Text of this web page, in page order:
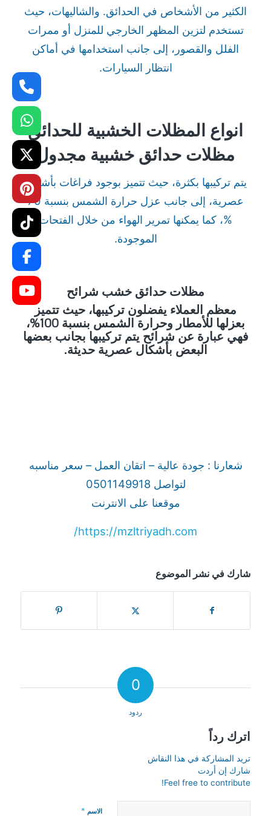
الكثير من الأشخاص في الحدائق. والشاليهات، حيث
تستخدم لتزين المظهر الخارجي للمنزل أو ممرات
الفلل والقصور، إلى جانب استخدامها في أماكن
انتظار السيارات.
انواع المظلات الخشبية للحدائق
مظلات حدائق خشبية مجدول
يتم تركيبها بكثرة، حيث تتميز بوجود فراغات بأشكال
عصرية، إلى جانب عزل حرارة الشمس بنسبة 70
%، كما يمكنها تمرير الهواء من خلال الفتحات
الموجودة.
مظلات حدائق خشب شرائح
معظم العملاء يفضلون تركيبها، حيث تتميز
بعزلها للأمطار وحرارة الشمس بنسبة 100%،
فهي عبارة عن شرائح يتم تركيبها بجانب بعضها
البعض بأشكال عصرية حديثة.
شعارنا : جودة عالية – اتقان العمل – سعر مناسبه
لتواصل 0501149918
موقعنا على الانترنت
https://mzltriyadh.com/
شارك في نشر الموضوع
0
ردود
اترك رداً
تريد المشاركة في هذا النقاش
شارك إن أردت
Feel free to contribute!
الاسم *